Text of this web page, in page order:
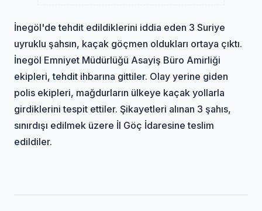
İnegöl'de tehdit edildiklerini iddia eden 3 Suriye
uyruklu şahsın, kaçak göçmen oldukları ortaya çıktı.
İnegöl Emniyet Müdürlüğü Asayiş Büro Amirliği
ekipleri, tehdit ihbarına gittiler. Olay yerine giden
polis ekipleri, mağdurların ülkeye kaçak yollarla
girdiklerini tespit ettiler. Şikayetleri alınan 3 şahıs,
sınırdışı edilmek üzere İl Göç İdaresine teslim
edildiler.